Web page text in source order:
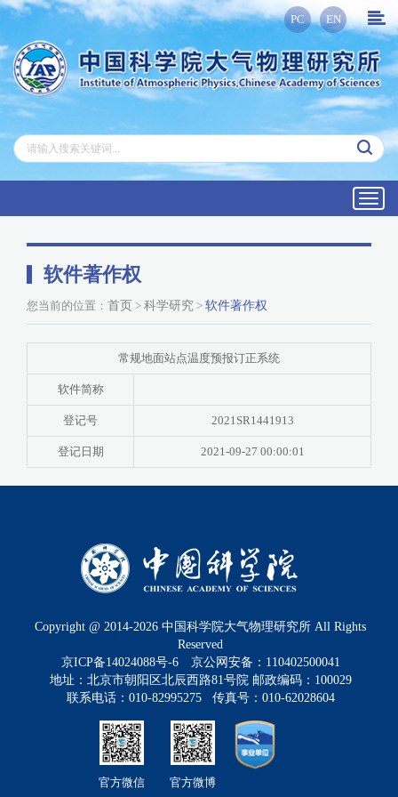
PC EN
软件著作权
您当前的位置： 首页 > 科学研究 > 软件著作权
常规地面站点温度预报订正系统
软件简称
登记号 2021SR1441913
登记日期 2021-09-27 00:00:01
Copyright @ 2014-2026 中国科学院大气物理研究所 All Rights
Reserved
京ICP备14024088号-6
京公网安备：110402500041
地址：北京市朝阳区北辰西路81号院 邮政编码：100029
联系电话：010-82995275 传真号：010-62028604
官方微信 官方微博